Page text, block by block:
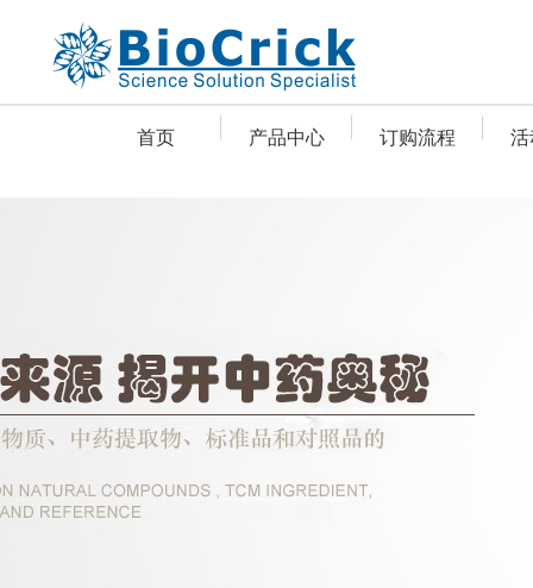
首页 产品中心 订购流程 活